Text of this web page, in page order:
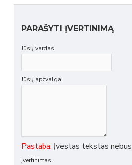
PARAŠYTI ĮVERTINIMĄ
Jūsų vardas:
Jūsų apžvalga:
Pastaba: Įvestas tekstas
Įvertinimas: